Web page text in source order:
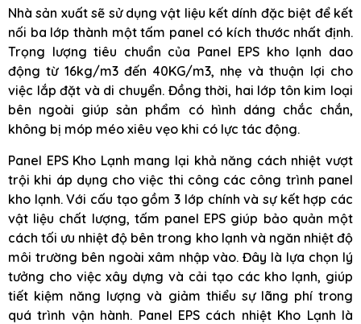
Nhà sản xuất sẽ sử dụng vật liệu kết dính đặc biệt để kết
nối ba lớp thành một tấm panel có kích thước nhất định.
Trọng lượng tiêu chuẩn của Panel EPS kho lạnh dao
động từ 16kg/m3 đến 40KG/m3, nhẹ và thuận lợi cho
việc lắp đặt và di chuyển. Đồng thời, hai lớp tôn kim loại
bên ngoài giúp sản phẩm có hình dáng chắc chắn,
không bị móp méo xiêu vẹo khi có lực tác động.
Panel EPS Kho Lạnh mang lại khả năng cách nhiệt vượt
trội khi áp dụng cho việc thi công các công trình panel
kho lạnh. Với cấu tạo gồm 3 lớp chính và sự kết hợp các
vật liệu chất lượng, tấm panel EPS giúp bảo quản một
cách tối ưu nhiệt độ bên trong kho lạnh và ngăn nhiệt độ
môi trường bên ngoài xâm nhập vào. Đây là lựa chọn lý
tưởng cho việc xây dựng và cải tạo các kho lạnh, giúp
tiết kiệm năng lượng và giảm thiểu sự lãng phí trong
quá trình vận hành. Panel EPS cách nhiệt Kho Lạnh là